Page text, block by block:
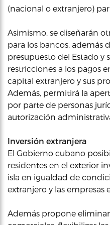
(nacional o extranjero)
Asimismo, se diseñarán
para los bancos, además
presupuesto del Estado y
restricciones a los pagos
capital extranjero y sus
Además, permitirá la
por parte de personas
autorización
Inversión extranjera
El Gobierno cubano
residentes en el exterior
isla en igualdad de
extranjero y las empresas
Además propone